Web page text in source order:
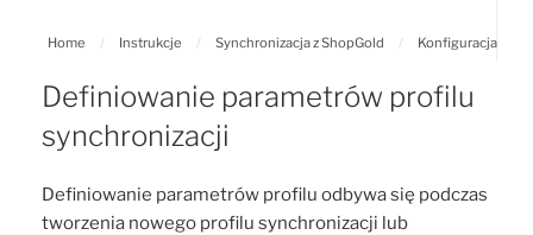
Home / Instrukcje / Synchronizacja z ShopGold / Konfiguracja
Definiowanie parametrów profilu
synchronizacji
Definiowanie parametrów profilu odbywa się podczas
tworzenia nowego profilu synchronizacji lub